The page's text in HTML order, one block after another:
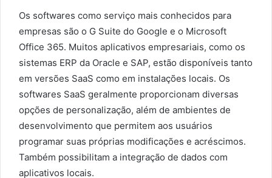
Os softwares como serviço mais conhecidos para
empresas são o G Suite do Google e o Microsoft
Office 365. Muitos aplicativos empresariais, como os
sistemas ERP da Oracle e SAP, estão disponíveis tanto
em versões SaaS como em instalações locais. Os
softwares SaaS geralmente proporcionam diversas
opções de personalização, além de ambientes de
desenvolvimento que permitem aos usuários
programar suas próprias modificações e acréscimos.
Também possibilitam a integração de dados com
aplicativos locais.